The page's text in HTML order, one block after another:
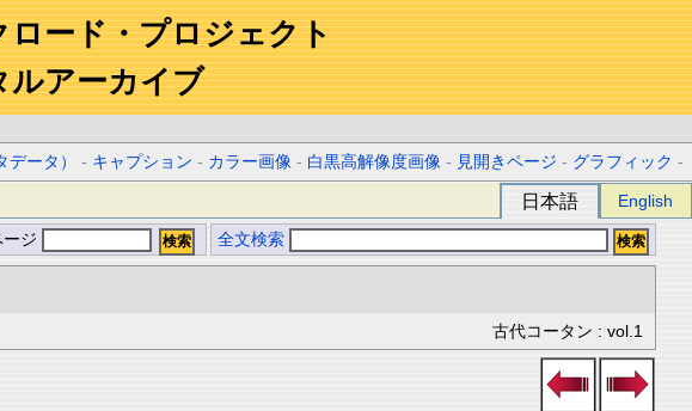
ロード・プロジェクト
ルアーカイブ
データ） - キャプション - カラー画像 - 白黒高解像度画像 - 見開きページ - グラフィック -
日本語 English
ージ 全文検索
古代コータン : vol.1